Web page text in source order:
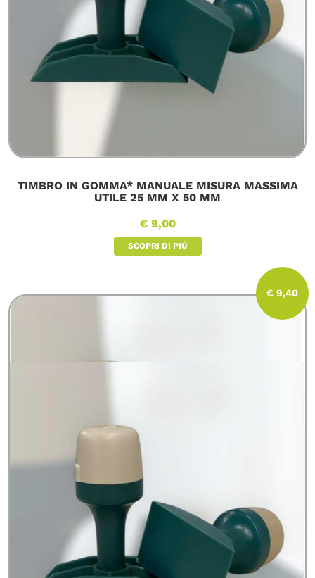
TIMBRO IN GOMMA* MANUALE MISURA MASSIMA
UTILE 25 MM X 50 MM
€ 9,00
SCOPRI DI PIÙ
€ 9,40